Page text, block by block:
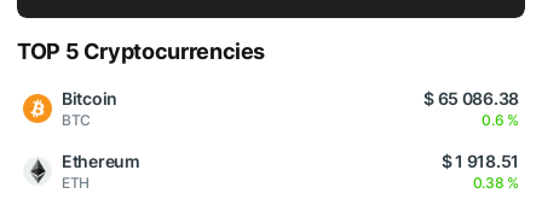
TOP 5 Cryptocurrencies
Bitcoin
BTC
$ 65 086.38
0.6 %
Ethereum
ETH
$ 1 918.51
0.38 %